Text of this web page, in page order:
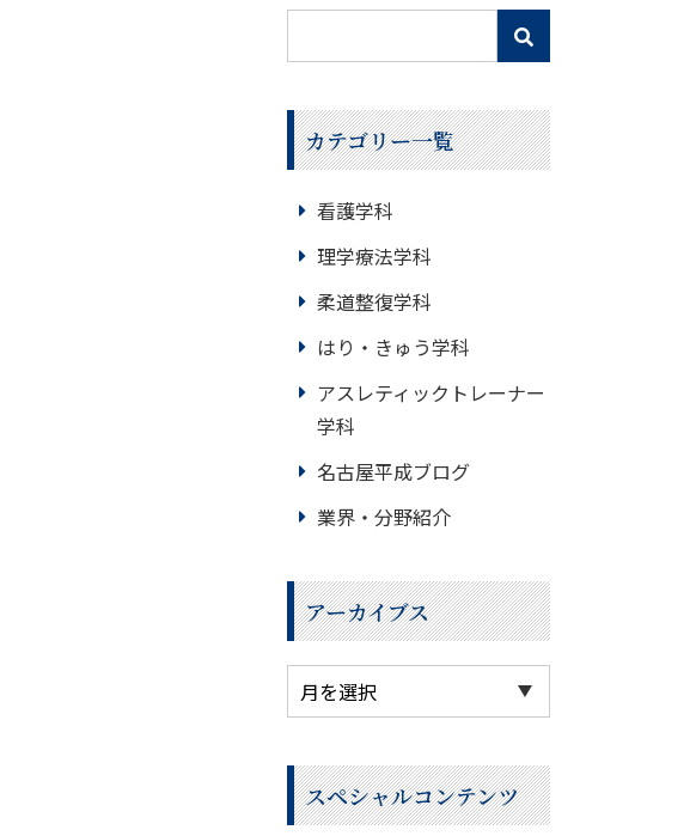
カテゴリー一覧
看護学科
理学療法学科
柔道整復学科
はり・きゅう学科
アスレティックトレーナー
学科
名古屋平成ブログ
業界・分野紹介
アーカイブス
スペシャルコンテンツ